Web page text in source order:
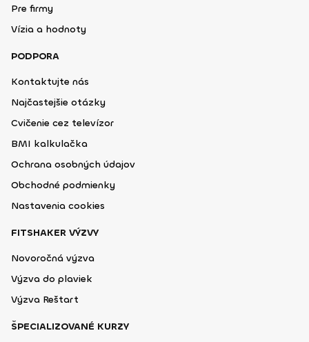
Pre firmy
Vízia a hodnoty
PODPORA
Kontaktujte nás
Najčastejšie otázky
Cvičenie cez televízor
BMI kalkulačka
Ochrana osobných údajov
Obchodné podmienky
Nastavenia cookies
FITSHAKER VÝZVY
Novoročná výzva
Výzva do plaviek
Výzva Reštart
ŠPECIALIZOVANÉ KURZY